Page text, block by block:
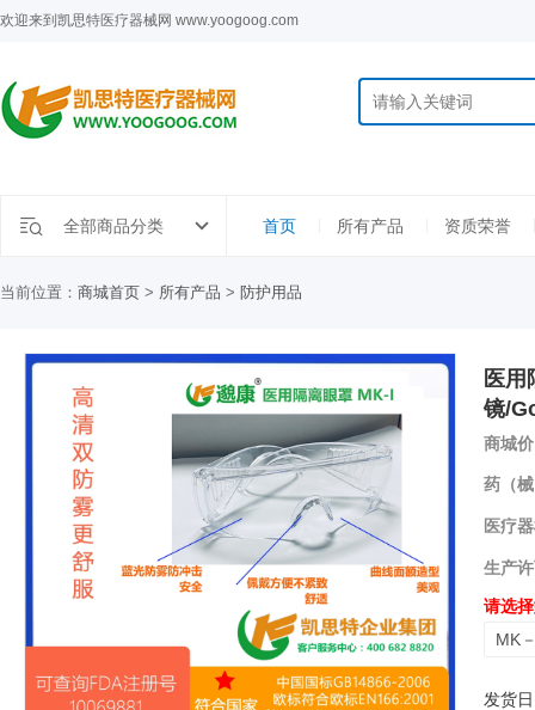
欢迎来到凯思特医疗器械网 www.yoogoog.com
全部商品分类 首页 所有产品 资质荣誉
当前位置： 商城首页 > 所有产品 > 防护用品
医用
镜/
商城
药（
医疗
生产
请选
MK
发货